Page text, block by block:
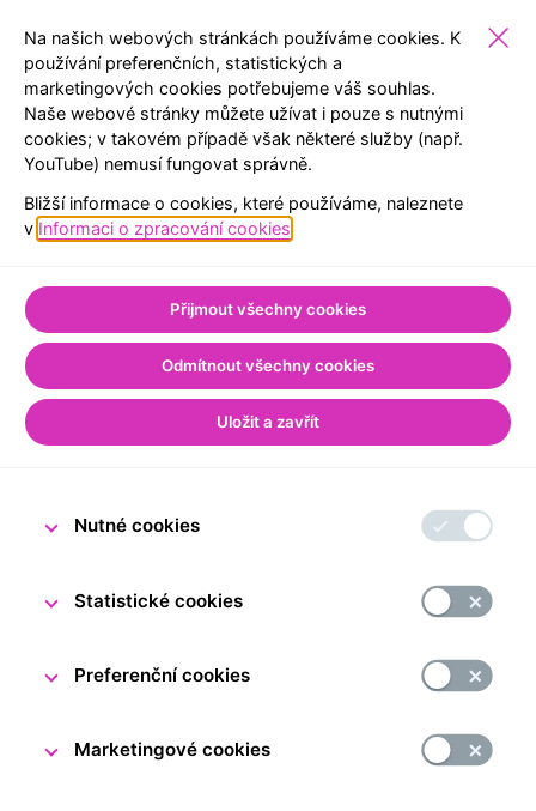
ŠKOLY EXPOZICE REZERVACE
Úvod Pro školy Pracovna Aloise Rašína
Pracovna Aloise
Rašína
Lidé a peníze Brno
Na našich webových stránkách používáme cookies. K
používání preferenčních, statistických a
marketingových cookies potřebujeme váš souhlas.
Naše webové stránky můžete užívat i pouze s nutnými
cookies; v takovém případě však některé služby (např.
YouTube) nemusí fungovat správně.
Bližší informace o cookies, které používáme, naleznete
v Informaci o zpracování cookies
Přijmout všechny cookies
Odmítnout všechny cookies
Uložit a zavřít
Nutné cookies
Statistické cookies
Preferenční cookies
Marketingové cookies